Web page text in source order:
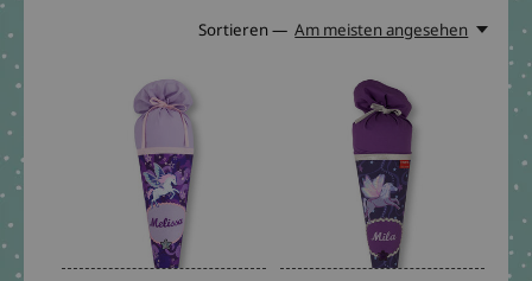
Sortieren — Am meisten angesehen